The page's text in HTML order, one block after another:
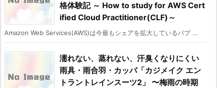
格体験記 ～ How to study for AWS Cert
ified Cloud Practitioner(CLF)～
Amazon Web Services(AWS)は今最もシェアを拡大しているパブ ...
濡れない、蒸れない、汗臭くなりにくい
雨具・雨合羽・カッパ「カジメイク エン
トラントレインスーツ2」 〜梅雨の時期